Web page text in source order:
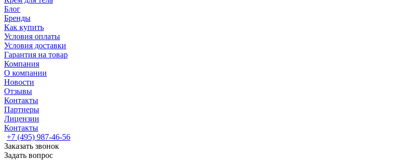
Блог
Бренды
Как купить
Условия оплаты
Условия доставки
Гарантия на товар
Компания
О компании
Новости
Отзывы
Контакты
Партнеры
Лицензии
Контакты
+7 (495) 987-46-56
Заказать звонок
Задать вопрос